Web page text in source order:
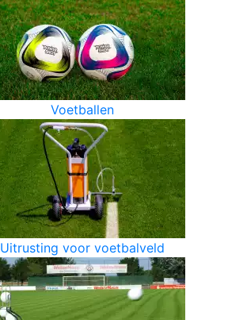
Voetballen
Uitrusting voor voetbalveld